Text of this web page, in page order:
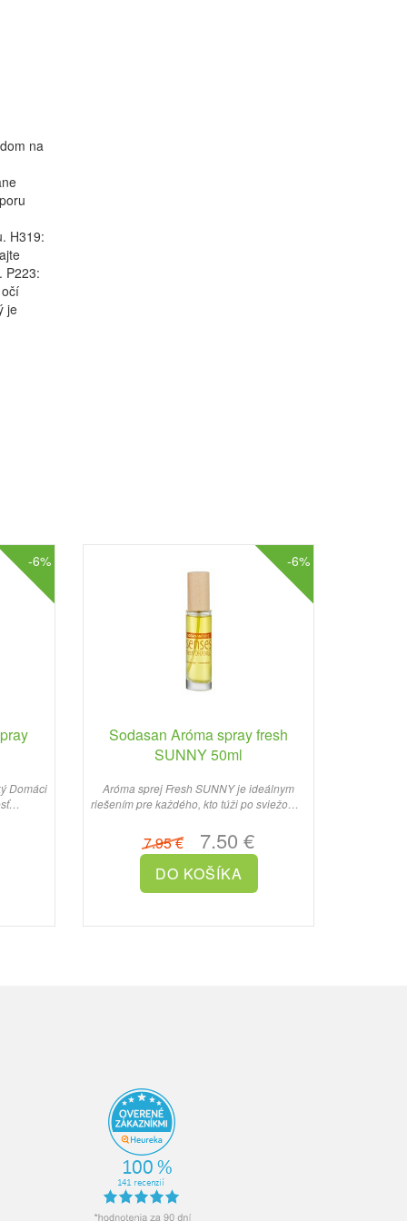
na
H319:
P223:
je
-6%
Domáci
-6%
Sodasan Aróma spray fresh
SUNNY 50ml
Aróma sprej Fresh SUNNY je ideálnym
riešením pre každého, kto túži po sviežom a
7.95 €7.50 €